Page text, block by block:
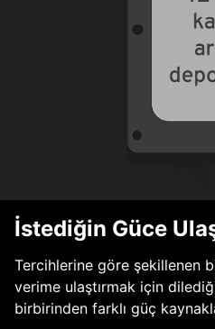
İstediğin Güce
Tercihlerine göre şekillenen
verime ulaştırmak için
birbirinden farklı güç